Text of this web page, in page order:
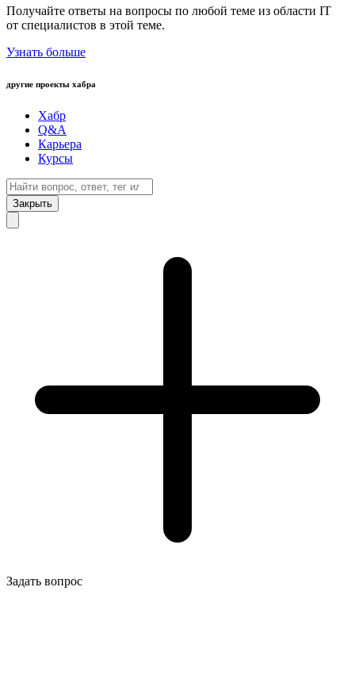
Получайте ответы на вопросы по любой теме из области IT
от специалистов в этой теме.
Узнать больше
другие проекты хабра
Хабр
Q&A
Карьера
Курсы
Закрыть
Задать вопрос